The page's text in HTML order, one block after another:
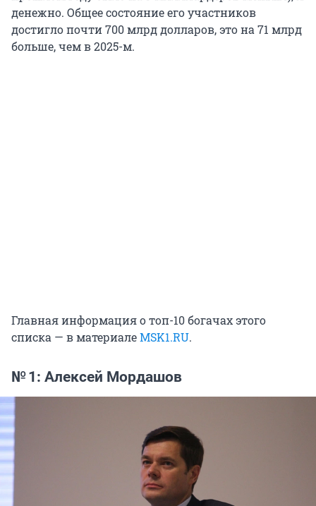
денежно. Общее состояние его участников
достигло почти 700 млрд долларов, это на 71 млрд
больше, чем в 2025-м.
Главная информация о топ-10 богачах этого
списка — в материалеMSK1.RU.
№ 1: Алексей Мордашов